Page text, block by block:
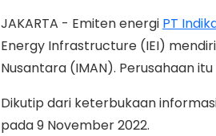
JAKARTA - Emiten energi PT
Energy Infrastructure (IEI)
Nusantara (IMAN). Perusahaan
Dikutip dari keterbukaan
pada 9 November 2022.